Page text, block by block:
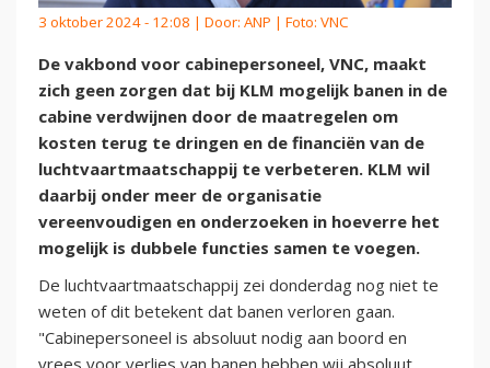
3 oktober 2024 - 12:08 | Door: ANP | Foto: VNC
De vakbond voor cabinepersoneel, VNC, maakt
zich geen zorgen dat bij KLM mogelijk banen in de
cabine verdwijnen door de maatregelen om
kosten terug te dringen en de financiën van de
luchtvaartmaatschappij te verbeteren. KLM wil
daarbij onder meer de organisatie
vereenvoudigen en onderzoeken in hoeverre het
mogelijk is dubbele functies samen te voegen.
De luchtvaartmaatschappij zei donderdag nog niet te
weten of dit betekent dat banen verloren gaan.
"Cabinepersoneel is absoluut nodig aan boord en